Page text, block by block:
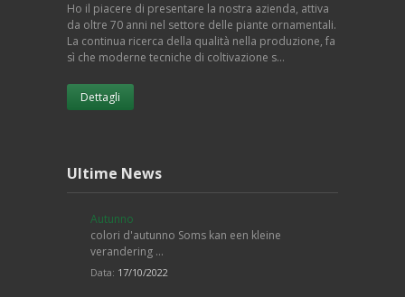
Ho il piacere di presentare la nostra azienda, attiva
da oltre 70 anni nel settore delle piante ornamentali.
La continua ricerca della qualità nella produzione, fa
sì che moderne tecniche di coltivazione s…
Dettagli
Ultime News
Autunno
colori d'autunno Soms kan een kleine
verandering …
Data: 17/10/2022